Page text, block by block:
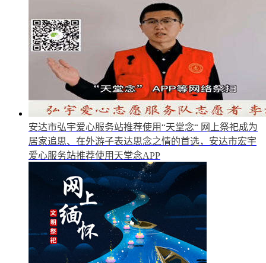
安达市弘宇爱心服务站推荐使用“天堂念“ 网上祭祀成为
居家追思、在外游子表达思念之情的首选，安达市宏宇
爱心服务站推荐使用天堂念APP